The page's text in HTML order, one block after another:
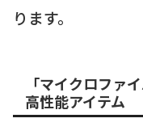
ります。
「マイクロファ
高性能アイテム